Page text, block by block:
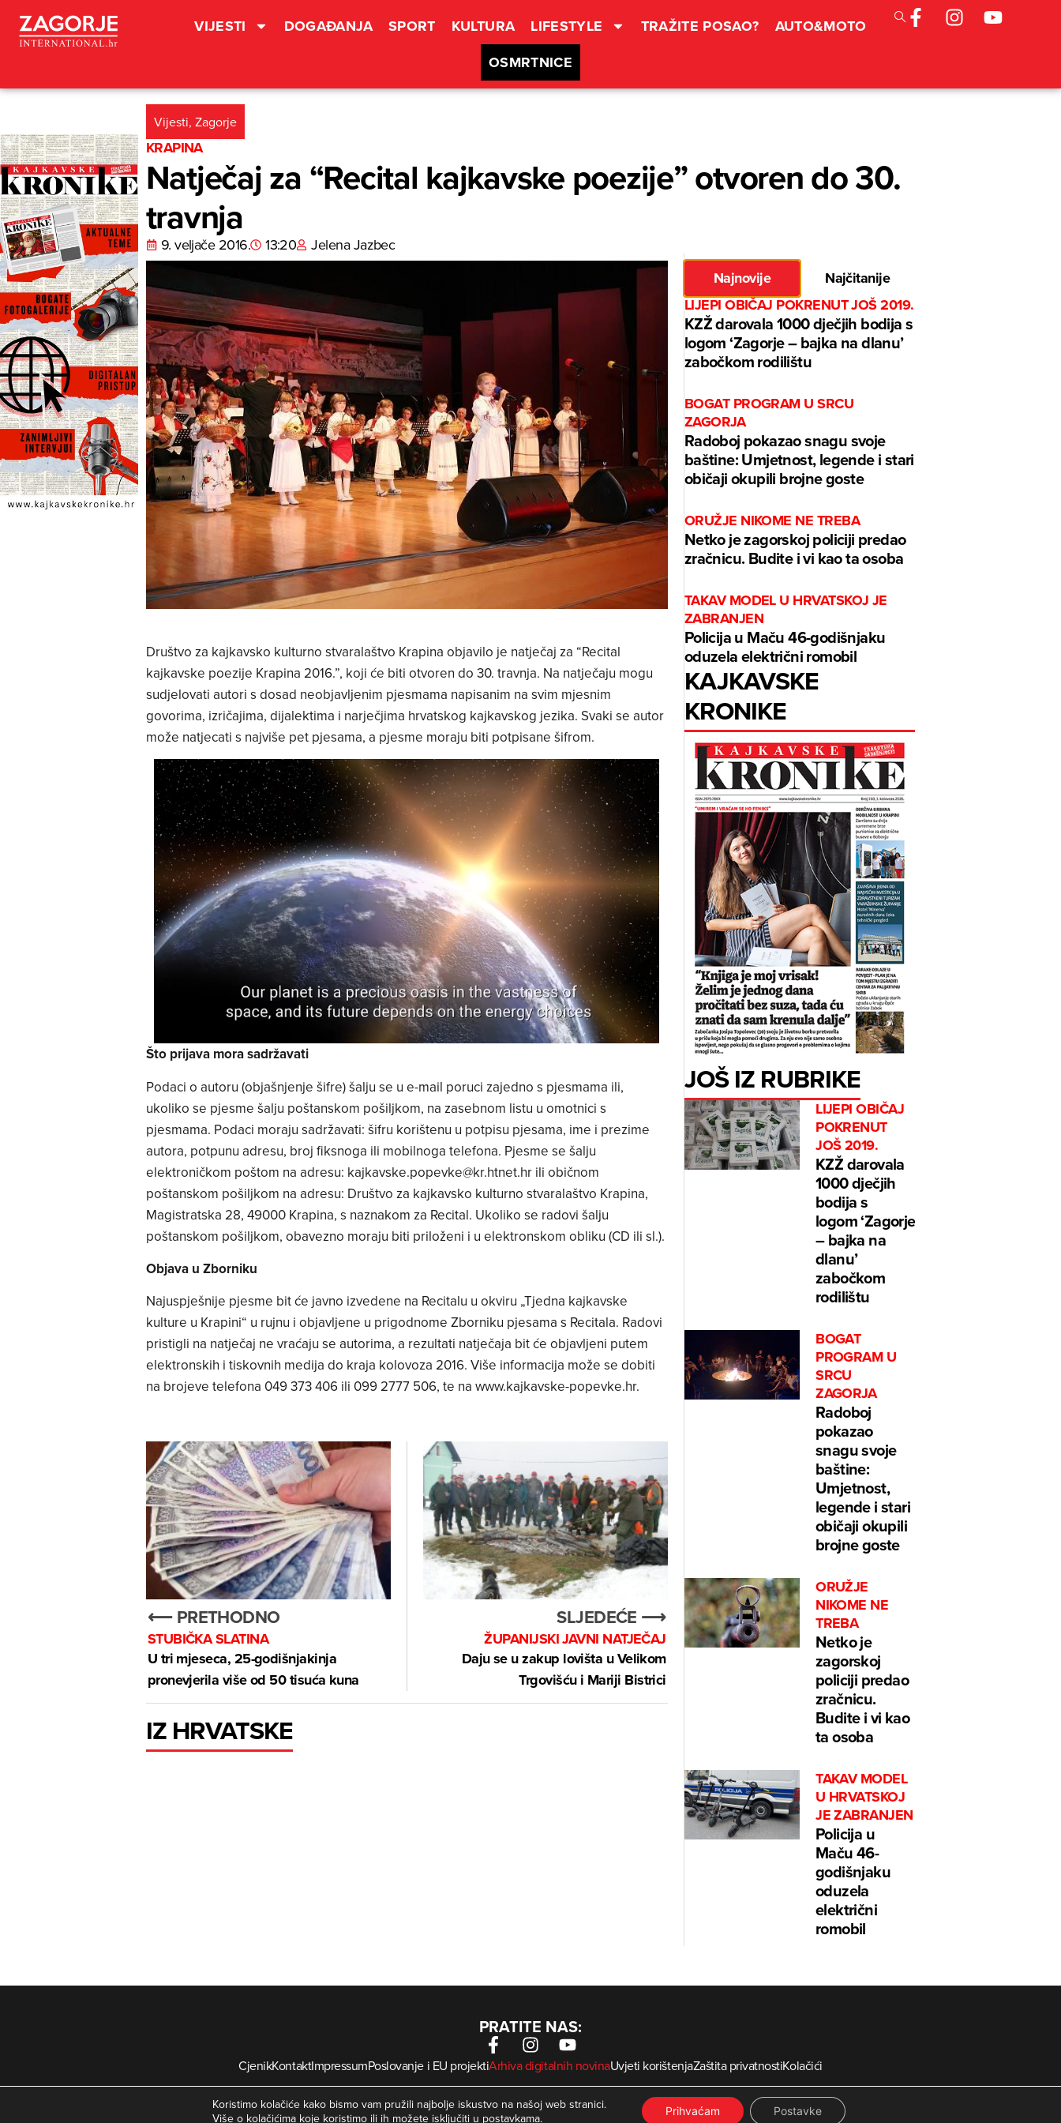
VIJESTI DOGAĐANJA SPORT KULTURA LIFESTYLE TRAŽITE POSAO?
AUTO&MOTO
OSMRTNICE
Vijesti, Zagorje
KRAPINA
Natječaj za “Recital kajkavske poezije” otvoren do 30.
travnja
9. veljače 2016. 13:20 Jelena Jazbec
Društvo za kajkavsko kulturno stvaralaštvo Krapina objavilo je natječaj za “Recital
kajkavske poezije Krapina 2016.”, koji će biti otvoren do 30. travnja. Na natječaju mogu
sudjelovati autori s dosad neobjavljenim pjesmama napisanim na svim mjesnim
govorima, izričajima, dijalektima i narječjima hrvatskog kajkavskog jezika. Svaki se autor
može natjecati s najviše pet pjesama, a pjesme moraju biti potpisane šifrom.
Što prijava mora sadržavati
Podaci o autoru (objašnjenje šifre) šalju se u e-mail poruci zajedno s pjesmama ili,
ukoliko se pjesme šalju poštanskom pošiljkom, na zasebnom listu u omotnici s
pjesmama. Podaci moraju sadržavati: šifru korištenu u potpisu pjesama, ime i prezime
autora, potpunu adresu, broj fiksnoga ili mobilnoga telefona. Pjesme se šalju
elektroničkom poštom na adresu: kajkavske.popevke@kr.htnet.hrili običnom
poštanskom pošiljkom na adresu: Društvo za kajkavsko kulturno stvaralaštvo Krapina,
Magistratska 28, 49000 Krapina, s naznakom za Recital. Ukoliko se radovi šalju
poštanskom pošiljkom, obavezno moraju biti priloženi i u elektronskom obliku (CD ili sl.).
Objava u Zborniku
Najuspješnije pjesme bit će javno izvedene na Recitalu u okviru „Tjedna kajkavske
kulture u Krapini“ u rujnu i objavljene u prigodnome Zborniku pjesama s Recitala. Radovi
pristigli na natječaj ne vraćaju se autorima, a rezultati natječaja bit će objavljeni putem
elektronskih i tiskovnih medija do kraja kolovoza 2016. Više informacija može se dobiti
na brojeve telefona 049 373 406 ili 099 2777 506, te na www.kajkavske-popevke.hr.
⟵ PRETHODNO
STUBIČKA SLATINA
U tri mjeseca, 25-godišnjakinja
pronevjerila više od 50 tisuća kuna
SLJEDEĆE ⟶
ŽUPANIJSKI JAVNI NATJEČAJ
Daju se u zakup lovišta u Velikom
Trgovišću i Mariji Bistrici
IZ HRVATSKE
Najnovije
Najčitanije
LIJEPI OBIČAJ POKRENUT JOŠ 2019.
KZŽ darovala 1000 dječjih bodija s
logom ‘Zagorje – bajka na dlanu’
zabočkom rodilištu
BOGAT PROGRAM U SRCU
ZAGORJA
Radoboj pokazao snagu svoje
baštine: Umjetnost, legende i stari
običaji okupili brojne goste
ORUŽJE NIKOME NE TREBA
Netko je zagorskoj policiji predao
zračnicu. Budite i vi kao ta osoba
TAKAV MODEL U HRVATSKOJ JE
ZABRANJEN
Policija u Maču 46-godišnjaku
oduzela električni romobil
KAJKAVSKE
KRONIKE
JOŠ IZ RUBRIKE
LIJEPI OBIČAJ
POKRENUT
JOŠ 2019.
KZŽ darovala
1000 dječjih
bodija s
logom ‘Zagorje
– bajka na
dlanu’
zabočkom
rodilištu
BOGAT
PROGRAM U
SRCU
ZAGORJA
Radoboj
pokazao
snagu svoje
baštine:
Umjetnost,
legende i stari
običaji okupili
brojne goste
ORUŽJE
NIKOME NE
TREBA
Netko je
zagorskoj
policiji predao
zračnicu.
Budite i vi kao
ta osoba
TAKAV MODEL
U HRVATSKOJ
JE ZABRANJEN
Policija u
Maču 46-
godišnjaku
oduzela
električni
romobil
PRATITE NAS:
CjenikKontaktImpressumPoslovanje i EU projektiArhiva digitalnih novinaUvjeti korištenjaZaštita privatnostiKolačići
© Zagorje International – Sva prava pridržana | Developed bykrMedia
Koristimo kolačiće kako bismo vam pružili najbolje iskustvo na našoj web stranici.
Više o kolačićima koje koristimo ili ih možete isključiti u postavkama. Prihvaćam Postavke